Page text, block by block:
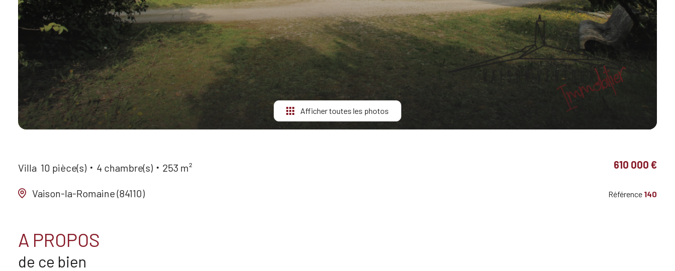
Afficher toutes les photos
Villa 10 pièce(s) 4 chambre(s) 253 m²
Vaison-la-Romaine (84110)
610 000 €
Référence 140
A PROPOS
de ce bien